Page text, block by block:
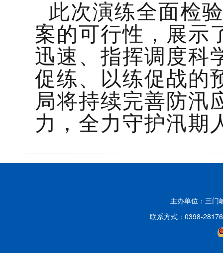
此次演练全面检
案的可行性，展示
迅速、指挥调度科
促练、以练促战的
局将持续完善防汛
力，全力守护汛期
主办单位：三
联系方式：0398-